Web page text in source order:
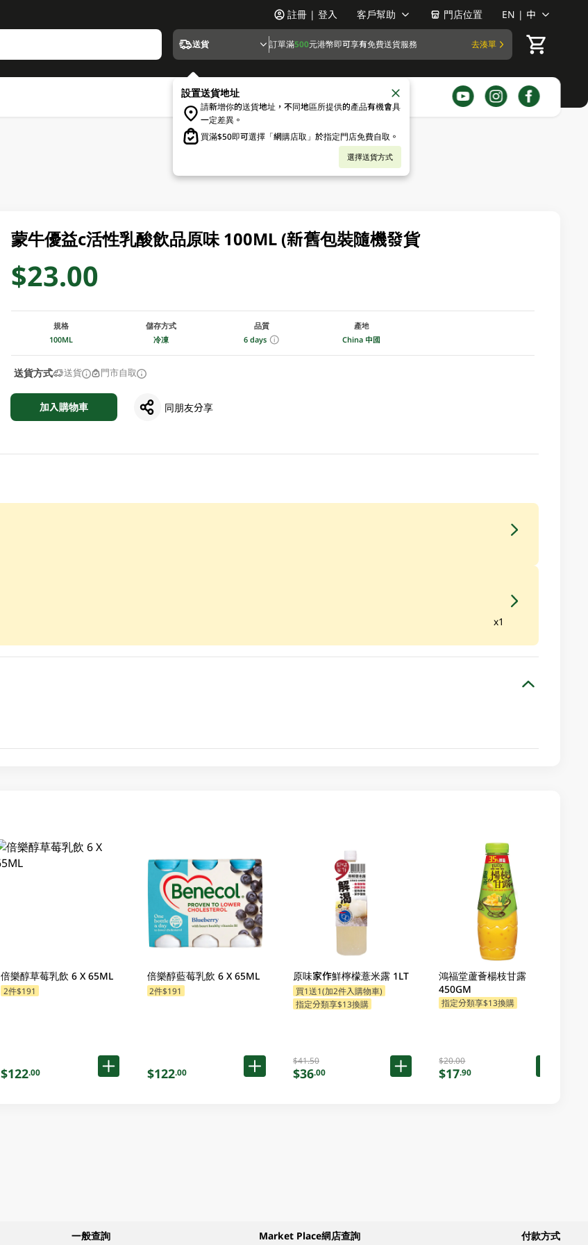
註冊 | 登入 客戶幫助 門店位置 EN | 中
送貨 訂單滿500元港幣即可享有免費送貨服務 去湊單
設置送貨地址
請新增你的送貨地址，不同地區所提供的產品有機會具
一定差異。
買滿$50即可選擇「網購店取」於指定門店免費自取。
選擇送貨方式
蒙牛優益c活性乳酸飲品原味 100ML (新舊包裝隨機發貨
$23.00
規格
100ML
儲存方式
冷凍
品質
6 days
產地
China 中國
送貨方式 送貨 門市自取
加入購物車 同朋友分享
x1
倍樂醇草莓乳飲 6 X 65ML
2件$191
$122.00
倍樂醇藍莓乳飲 6 X 65ML
2件$191
$122.00
原味家作鮮檸檬薏米露 1LT
買1送1(加2件入購物車)
指定分類享$13換購
$41.50
$36.00
鴻福堂蘆薈楊枝甘露
450GM
指定分類享$13換購
$20.00
$17.90
一般查詢 Market Place網店查詢 付款方式